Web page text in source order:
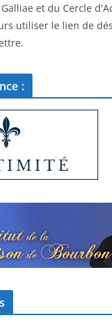
et du Cercle
utiliser le lien de
: